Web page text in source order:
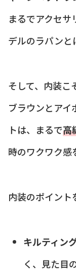
まるでアクセ
デルのラパンと
そして、内装こ
ブラウンとア
トは、まるで高
時のワクワク感
内装のポイント
キルティン
く、見た目